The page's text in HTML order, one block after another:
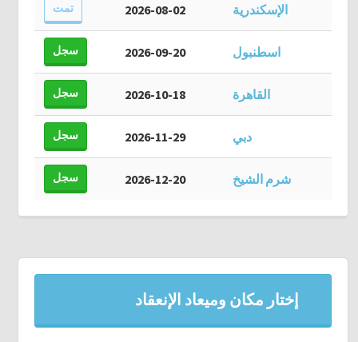
الإسكندرية 2026-08-02 تمت
اسطنبول 2026-09-20 سجل
القاهرة 2026-10-18 سجل
دبي 2026-11-29 سجل
شرم الشيخ 2026-12-20 سجل
إختار مكان وميعاد الإنعقاد